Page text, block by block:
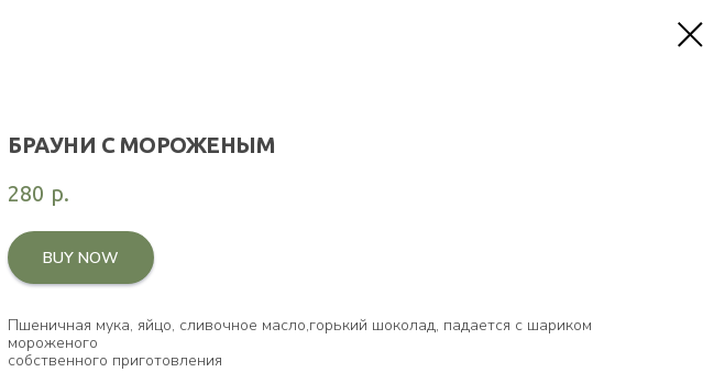
БРАУНИ С МОРОЖЕНЫМ
280 р.
BUY NOW
Пшеничная мука, яйцо, сливочное масло,горький шоколад, падается с шариком
мороженого
собственного приготовления